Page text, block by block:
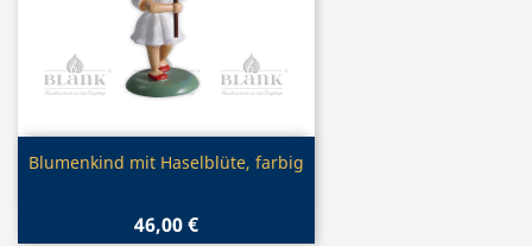
Vorschau
Blumenkind mit Haselblüte, farbig
46,00 €